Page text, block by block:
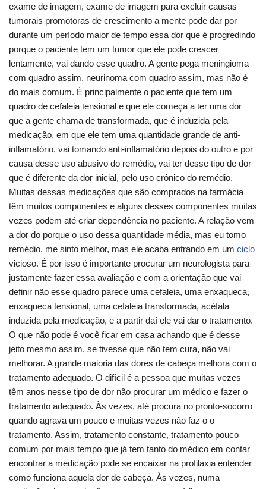
exame de imagem, exame de imagem para excluir causas
tumorais promotoras de crescimento a mente pode dar por
durante um período maior de tempo essa dor que é progredindo
porque o paciente tem um tumor que ele pode crescer
lentamente, vai dando esse quadro. A gente pega meningioma
com quadro assim, neurinoma com quadro assim, mas não é
do mais comum. É principalmente o paciente que tem um
quadro de cefaleia tensional e que ele começa a ter uma dor
que a gente chama de transformada, que é induzida pela
medicação, em que ele tem uma quantidade grande de anti-
inflamatório, vai tomando anti-inflamatório depois do outro e por
causa desse uso abusivo do remédio, vai ter desse tipo de dor
que é diferente da dor inicial, pelo uso crônico do remédio.
Muitas dessas medicações que são comprados na farmácia
têm muitos componentes e alguns desses componentes muitas
vezes podem até criar dependência no paciente. A relação vem
a dor do porque o uso dessa quantidade média, mas eu tomo
remédio, me sinto melhor, mas ele acaba entrando em um ciclo
vicioso. É por isso é importante procurar um neurologista para
justamente fazer essa avaliação e com a orientação que vai
definir não esse quadro parece uma cefaleia, uma enxaqueca,
enxaqueca tensional, uma cefaleia transformada, acéfala
induzida pela medicação, e a partir daí ele vai dar o tratamento.
O que não pode é você ficar em casa achando que é desse
jeito mesmo assim, se tivesse que não tem cura, não vai
melhorar. A grande maioria das dores de cabeça melhora com o
tratamento adequado. O difícil é a pessoa que muitas vezes
têm anos nesse tipo de dor não procurar um médico e fazer o
tratamento adequado. Às vezes, até procura no pronto-socorro
quando agrava um pouco e muitas vezes não faz o o
tratamento. Assim, tratamento constante, tratamento pouco
comum por mais tempo que já tem tanto do médico em contar
encontrar a medicação pode se encaixar na profilaxia entender
como funciona aquela dor de cabeça. Às vezes, numa